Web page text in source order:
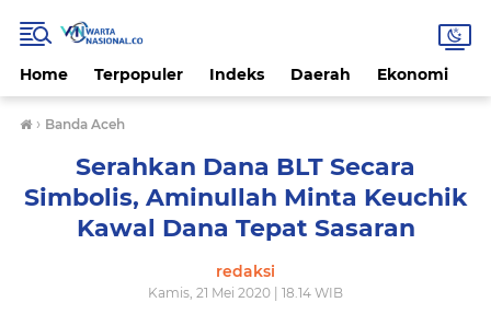
Home Terpopuler Indeks Daerah Ekonomi
› Banda Aceh
Serahkan Dana BLT Secara
Simbolis, Aminullah Minta Keuchik
Kawal Dana Tepat Sasaran
redaksi
Kamis, 21 Mei 2020 | 18.14 WIB